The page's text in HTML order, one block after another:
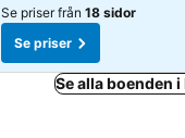
Se priser från 18 sidor
Se priser
Se alla boenden